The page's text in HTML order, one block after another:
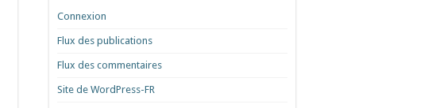
Connexion
Flux des publications
Flux des commentaires
Site de WordPress-FR